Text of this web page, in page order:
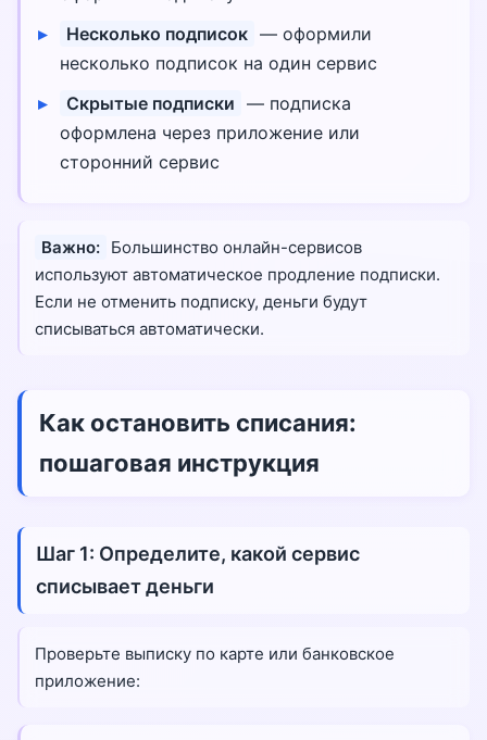
Несколько подписок — оформили
несколько подписок на один сервис
Скрытые подписки — подписка
оформлена через приложение или
сторонний сервис
Важно: Большинство онлайн-сервисов
используют автоматическое продление подписки.
Если не отменить подписку, деньги будут
списываться автоматически.
Как остановить списания:
пошаговая инструкция
Шаг 1: Определите, какой сервис
списывает деньги
Проверьте выписку по карте или банковское
приложение: